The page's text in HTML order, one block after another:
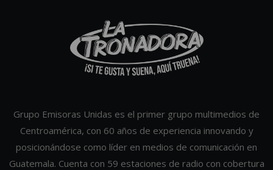
Grupo Emisoras Unidas es el primer grupo multimedios de
Centroamérica, con 60 años de experiencia innovando y
posicionándose como líder en medios de comunicación en
Guatemala. Cuenta con 59 estaciones de radio con cobertura